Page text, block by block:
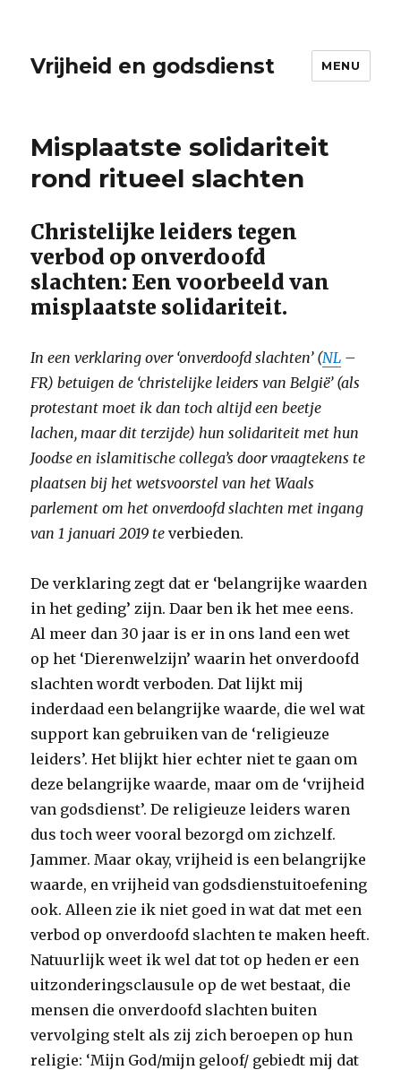
Vrijheid en godsdienst MENU
Misplaatste solidariteit
rond ritueel slachten
Christelijke leiders tegen
verbod op onverdoofd
slachten: Een voorbeeld van
misplaatste solidariteit.
In een verklaring over ‘onverdoofd slachten’ (NL –
FR) betuigen de ‘christelijke leiders van België’ (als
protestant moet ik dan toch altijd een beetje
lachen, maar dit terzijde) hun solidariteit met hun
Joodse en islamitische collega’s door vraagtekens te
plaatsen bij het wetsvoorstel van het Waals
parlement om het onverdoofd slachten met ingang
van 1 januari 2019 teverbieden.
De verklaring zegt dat er ‘belangrijke waarden
in het geding’ zijn. Daar ben ik het mee eens.
Al meer dan 30 jaar is er in ons land een wet
op het ‘Dierenwelzijn’ waarin het onverdoofd
slachten wordt verboden. Dat lijkt mij
inderdaad een belangrijke waarde, die wel wat
support kan gebruiken van de ‘religieuze
leiders’. Het blijkt hier echter niet te gaan om
deze belangrijke waarde, maar om de ‘vrijheid
van godsdienst’. De religieuze leiders waren
dus toch weer vooral bezorgd om zichzelf.
Jammer. Maar okay, vrijheid is een belangrijke
waarde, en vrijheid van godsdienstuitoefening
ook. Alleen zie ik niet goed in wat dat met een
verbod op onverdoofd slachten te maken heeft.
Natuurlijk weet ik wel dat tot op heden er een
uitzonderingsclausule op de wet bestaat, die
mensen die onverdoofd slachten buiten
vervolging stelt als zij zich beroepen op hun
religie: ‘Mijn God/mijn geloof/ gebiedt mij dat